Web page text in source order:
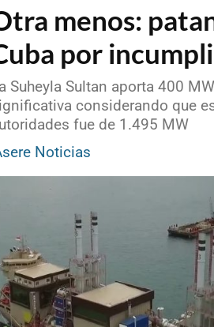
menos:
por
Suheyla Sultan aporta 400
considerando que
fue de 1.495 MW
Noticias